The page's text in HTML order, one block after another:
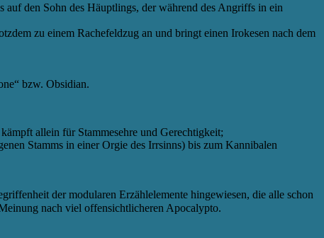
den Sohn des Häuptlings, der während des Angriffs in ein
zu einem Rachefeldzug an und bringt einen Irokesen nach dem
bzw. Obsidian.
allein für Stammesehre und Gerechtigkeit;
Stamms in einer Orgie des Irrsinns) bis zum Kannibalen
der modularen Erzählelemente hingewiesen, die alle schon
nach viel offensichtlicheren Apocalypto.